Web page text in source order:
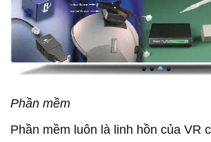
Phần mềm
Phần mềm luôn là linh hồn của VR